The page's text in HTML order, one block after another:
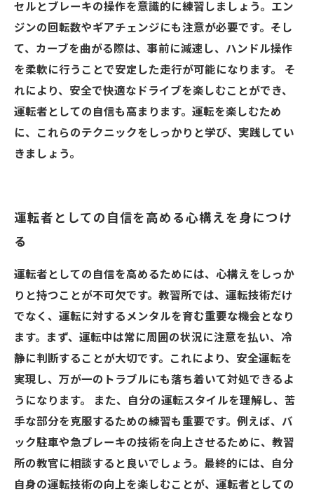
セルとブレーキの操作を意識的に練習しましょう。エン
ジンの回転数やギアチェンジにも注意が必要です。そし
て、カーブを曲がる際は、事前に減速し、ハンドル操作
を柔軟に行うことで安定した走行が可能になります。 そ
れにより、安全で快適なドライブを楽しむことができ、
運転者としての自信も高まります。運転を楽しむため
に、これらのテクニックをしっかりと学び、実践してい
きましょう。
運転者としての自信を高める心構えを身につけ
る
運転者としての自信を高めるためには、心構えをしっか
りと持つことが不可欠です。教習所では、運転技術だけ
でなく、運転に対するメンタルを育む重要な機会となり
ます。まず、運転中は常に周囲の状況に注意を払い、冷
静に判断することが大切です。これにより、安全運転を
実現し、万が一のトラブルにも落ち着いて対処できるよ
うになります。 また、自分の運転スタイルを理解し、苦
手な部分を克服するための練習も重要です。例えば、バ
ック駐車や急ブレーキの技術を向上させるために、教習
所の教官に相談すると良いでしょう。最終的には、自分
自身の運転技術の向上を楽しむことが、運転者としての